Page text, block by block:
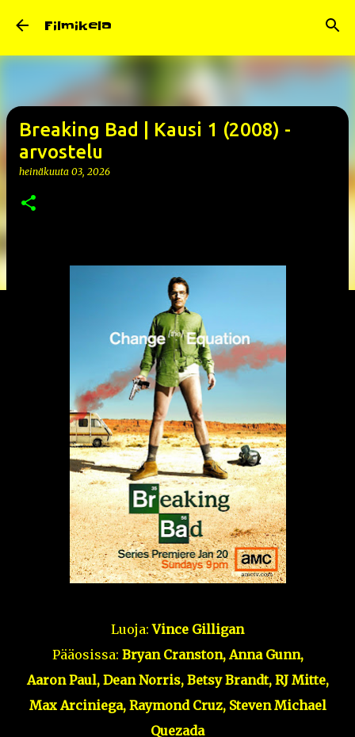
Filmikela
Breaking Bad | Kausi 1 (2008) -
arvostelu
heinäkuuta 03, 2026
Luoja:Vince Gilligan
Pääosissa: Bryan Cranston, Anna Gunn,
Aaron Paul, Dean Norris, Betsy Brandt, RJ Mitte,
Max Arciniega, Raymond Cruz, Steven Michael
Quezada